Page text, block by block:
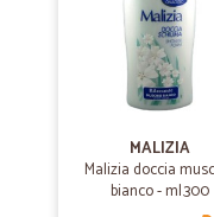
MALIZIA
Malizia doccia
bianco - ml.300